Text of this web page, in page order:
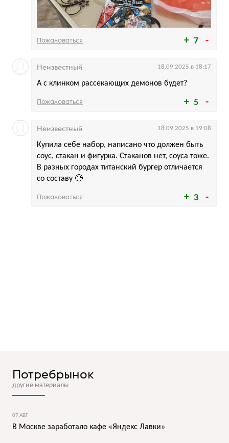
7
Пожаловаться
5
А с клинком рассекающих демонов будет?
Неизвестный 18.09.2025 в 18:17
Пожаловаться
3
Купила себе набор, написано что должен быть
соус, стакан и фигурка. Стаканов нет, соуса тоже.
В разных городах титанский бургер отличается
со составу 🥲
Неизвестный 18.09.2025 в 19:08
Пожаловаться
Потребрынок
другие материалы
07 АВГ
В Москве заработало кафе «Яндекс Лавки»